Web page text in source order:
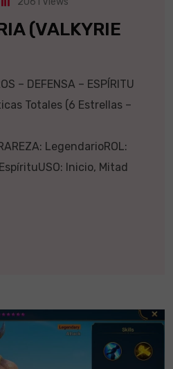
(VALKYRIE
– DEFENSA – ESPÍRITU
Totales (6 Estrellas –
LegendarioROL:
Inicio, Mitad